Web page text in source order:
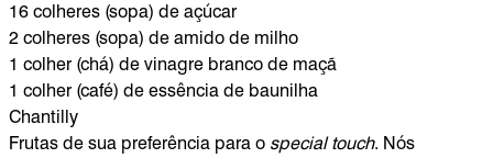
16 colheres (sopa) de açúcar
2 colheres (sopa) de amido de milho
1 colher (chá) de vinagre branco de maçã
1 colher (café) de essência de baunilha
Chantilly
Frutas de sua preferência para o special touch. Nós